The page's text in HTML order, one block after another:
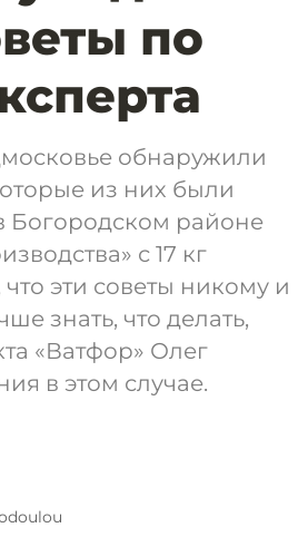
по
обнаружили
из них были
Богородском районе
с 17 кг
эти советы никому и
знать, что делать,
«Ватфор» Олег
в этом случае.